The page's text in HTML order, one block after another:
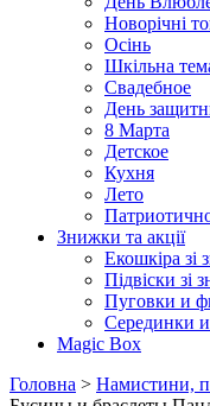
Новорічні
Осінь
Шкільна
Свадебное
День
8 Марта
Детское
Кухня
Лето
Знижки та акції
Екошкіра зі
Підвіски зі
Пуговки и
Серединки
Magic Box
Головна > Намистини,